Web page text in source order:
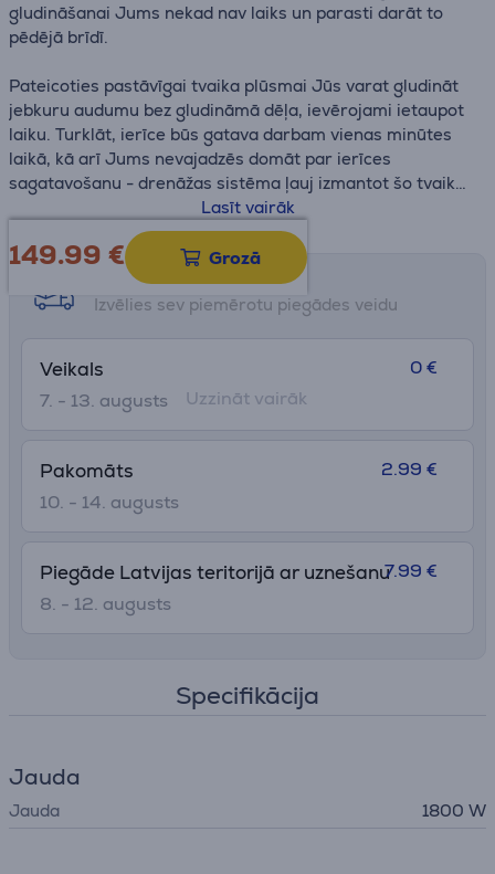
gludināšanai Jums nekad nav laiks un parasti darāt to
pēdējā brīdī.
Pateicoties pastāvīgai tvaika plūsmai Jūs varat gludināt
jebkuru audumu bez gludināmā dēļa, ievērojami ietaupot
laiku. Turklāt, ierīce būs gatava darbam vienas minūtes
laikā, kā arī Jums nevajadzēs domāt par ierīces
sagatavošanu - drenāžas sistēma ļauj izmantot šo tvaika
gludināšanas sistēmu arī ar nefiltrētu ūdeni no krāna.
Tvaika gludināšanas sistēma neaizņem daudz vietas un
Jums vairs nebūs nepieciešams liels un neērts
gludināmais dēlis. Piemērota arī delikātu, trikotāžas
Lasīt vairāk
149.99 € Grozā
Saņemšanas iespējas
Izvēlies sev piemērotu piegādes veidu
Veikals
7. - 13. augusts
0 €
Uzzināt vairāk
Pakomāts
10. - 14. augusts
2.99 €
Piegāde Latvijas teritorijā ar uznešanu
8. - 12. augusts
7.99 €
Specifikācija
Jauda
Jauda 1800 W